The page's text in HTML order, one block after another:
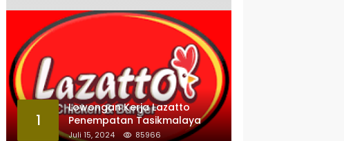
1
Lowongan Kerja Lazatto
Penempatan Tasikmalaya
Juli 15, 2024 85966